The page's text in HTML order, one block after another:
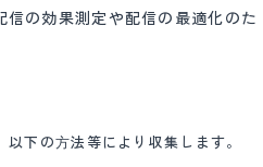
の効果測定や配信の最適化のた
下の⽅法等により収集します。